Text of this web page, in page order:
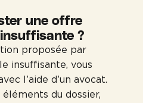
une offre
?
proposée par
insuffisante, vous
l’aide d’un avocat.
du dossier,